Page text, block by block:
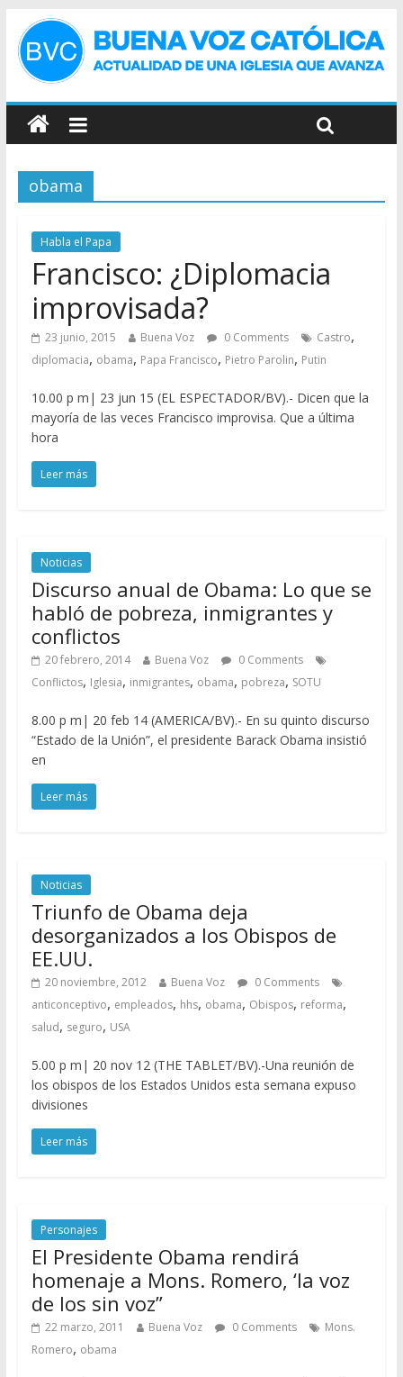
obama
Habla el Papa
Francisco: ¿Diplomacia
improvisada?
23 junio, 2015 Buena Voz 0 Comments Castro,
diplomacia, obama, Papa Francisco, Pietro Parolin, Putin
10.00 p m| 23 jun 15 (EL ESPECTADOR/BV).- Dicen que la
mayoría de las veces Francisco improvisa. Que a última
hora
Leer más
Noticias
Discurso anual de Obama: Lo que se
habló de pobreza, inmigrantes y
conflictos
20 febrero, 2014 Buena Voz
0 Comments
Conflictos, Iglesia, inmigrantes, obama, pobreza, SOTU
8.00 p m| 20 feb 14 (AMERICA/BV).- En su quinto discurso
“Estado de la Unión”, el presidente Barack Obama insistió
en
Leer más
Noticias
Triunfo de Obama deja
desorganizados a los Obispos de
EE.UU.
20 noviembre, 2012 Buena Voz
0 Comments
anticonceptivo, empleados, hhs, obama, Obispos, reforma,
salud, seguro, USA
5.00 p m| 20 nov 12 (THE TABLET/BV).-Una reunión de
los obispos de los Estados Unidos esta semana expuso
divisiones
Leer más
Personajes
El Presidente Obama rendirá
homenaje a Mons. Romero, ‘la voz
de los sin voz”
22 marzo, 2011 Buena Voz 0 Comments
Mons.
Romero, obama